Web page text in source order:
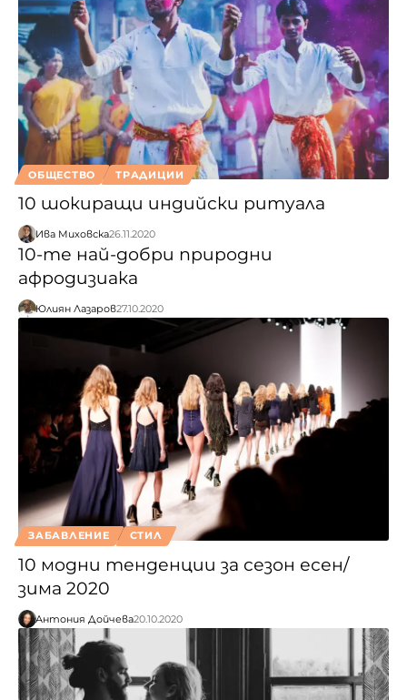
ОБЩЕСТВО ТРАДИЦИИ
10 шокиращи индийски ритуала
Ива Миховска26.11.2020
10-те най-добри природни
афродизиака
Юлиян Лазаров27.10.2020
ЗАБАВЛЕНИЕ СТИЛ
10 модни тенденции за сезон есен/
зима 2020
Антония Дойчева20.10.2020